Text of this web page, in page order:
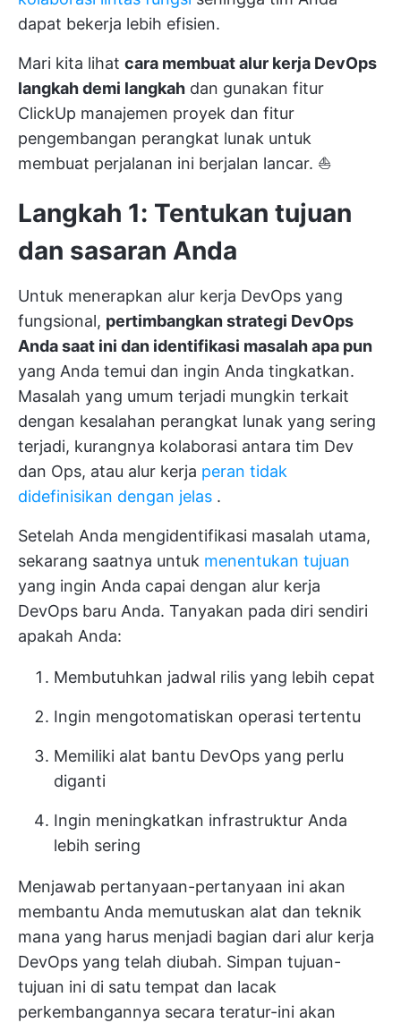
dapat bekerja lebih efisien.
Mari kita lihat cara membuat alur kerja DevOps
langkah demi langkah dan gunakan fitur
ClickUp manajemen proyek dan fitur
pengembangan perangkat lunak untuk
membuat perjalanan ini berjalan lancar. ⛵
Langkah 1: Tentukan tujuan
dan sasaran Anda
Untuk menerapkan alur kerja DevOps yang
fungsional, pertimbangkan strategi DevOps
Anda saat ini dan identifikasi masalah apa pun
yang Anda temui dan ingin Anda tingkatkan.
Masalah yang umum terjadi mungkin terkait
dengan kesalahan perangkat lunak yang sering
terjadi, kurangnya kolaborasi antara tim Dev
dan Ops, atau alur kerja peran tidak
didefinisikan dengan jelas .
Setelah Anda mengidentifikasi masalah utama,
sekarang saatnya untuk menentukan tujuan
yang ingin Anda capai dengan alur kerja
DevOps baru Anda. Tanyakan pada diri sendiri
apakah Anda:
Membutuhkan jadwal rilis yang lebih cepat
Ingin mengotomatiskan operasi tertentu
Memiliki alat bantu DevOps yang perlu
diganti
Ingin meningkatkan infrastruktur Anda
lebih sering
Menjawab pertanyaan-pertanyaan ini akan
membantu Anda memutuskan alat dan teknik
mana yang harus menjadi bagian dari alur kerja
DevOps yang telah diubah. Simpan tujuan-
tujuan ini di satu tempat dan lacak
perkembangannya secara teratur-ini akan